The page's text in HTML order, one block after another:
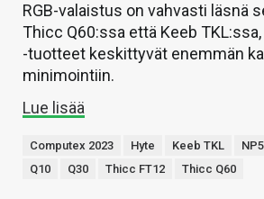
RGB-valaistus on vahvasti läsnä
Thicc Q60:ssa että Keeb
-tuotteet keskittyvät enemmän
minimointiin.
Lue lisää
Computex 2023 Hyte Keeb TKL
Q10
Q30 Thicc FT12 Thicc Q60